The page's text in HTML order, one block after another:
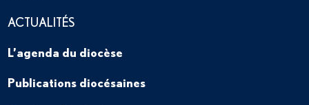
ACTUALITÉS
L’agenda du diocèse
Publications diocésaines